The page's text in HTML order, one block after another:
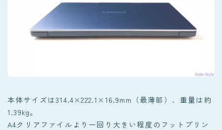
本体サイズは314.4×222.1×16.9mm（最薄部）、重量は約
1.39kg。
A4クリアファイルより一回り大きい程度のフットプリン